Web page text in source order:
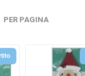
PER PAGINA